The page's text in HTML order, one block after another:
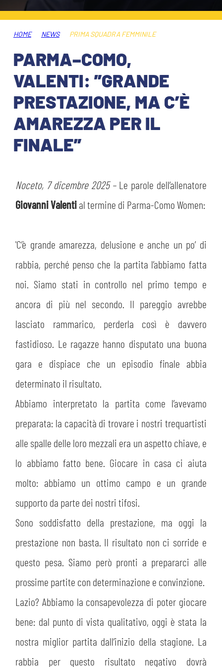
ABBONAMENTI
INFO BIGLIETTI
MUSEUM CLUB EXPERIENCE
TARDINI CARD
INFORMAZIONI ACCREDITI
TRASFERTE
TICKET GIFT CARD
SHOP
HOSPITALITY
HOSPITALITY
MUSEUM CLUB EXPERIENCE
ESPORTS
IL CLUB
ORGANIGRAMMA
MUTTI TRAINING CENTER
MUSEO
LAVORA CON NOI
INFORMATIVA FINANZIARIA
FLASH NEWS
STADIO TARDINI
ACADEMY
LEGENDS
PARTNER
HOME NEWS PRIMA SQUADRA FEMMINILE
PARMA–COMO,
VALENTI: ”GRANDE
PRESTAZIONE, MA C’È
AMAREZZA PER IL
FINALE”
Noceto, 7 dicembre 2025 – Le parole dell’allenatore
Giovanni Valential termine di Parma-Como Women:
'C’è grande amarezza, delusione e anche un po’ di
rabbia, perché penso che la partita l’abbiamo fatta
noi. Siamo stati in controllo nel primo tempo e
ancora di più nel secondo. Il pareggio avrebbe
lasciato rammarico, perderla così è davvero
fastidioso. Le ragazze hanno disputato una buona
gara e dispiace che un episodio finale abbia
determinato il risultato.
Abbiamo interpretato la partita come l’avevamo
preparata: la capacità di trovare i nostri trequartisti
alle spalle delle loro mezzali era un aspetto chiave, e
lo abbiamo fatto bene. Giocare in casa ci aiuta
molto: abbiamo un ottimo campo e un grande
supporto da parte dei nostri tifosi.
Sono soddisfatto della prestazione, ma oggi la
prestazione non basta. Il risultato non ci sorride e
questo pesa. Siamo però pronti a prepararci alle
prossime partite con determinazione e convinzione.
Lazio? Abbiamo la consapevolezza di poter giocare
bene: dal punto di vista qualitativo, oggi è stata la
nostra miglior partita dall’inizio della stagione. La
rabbia per questo risultato negativo dovrà